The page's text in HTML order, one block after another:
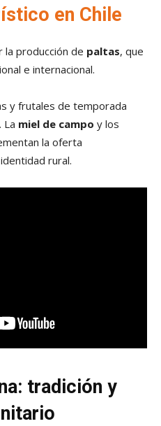
en Chile
la producción de paltas, que
e internacional.
y frutales de temporada
La miel de campo y los
la oferta
rural.
tradición y